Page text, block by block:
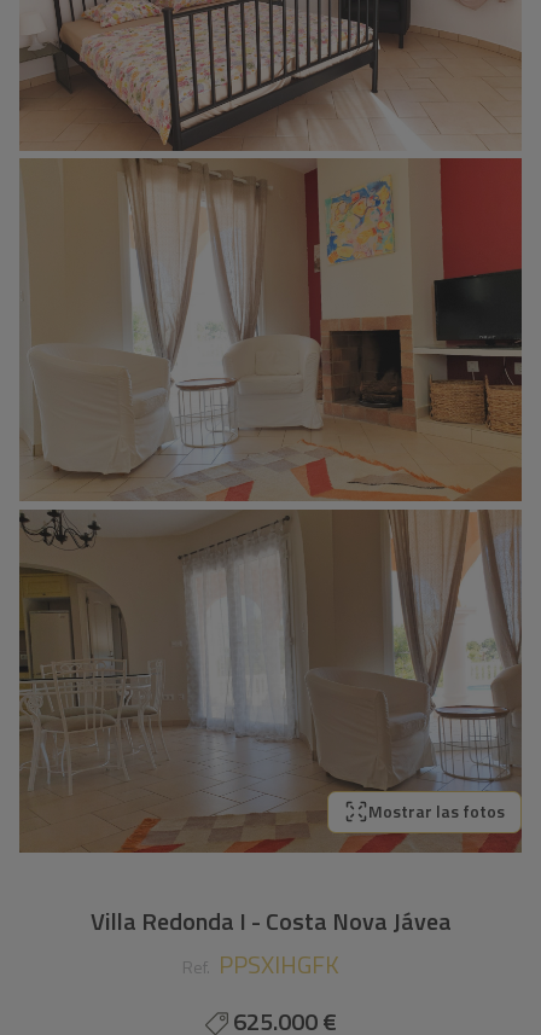
Mostrar las fotos
Villa Redonda I - Costa Nova Jávea
Ref. PPSXIHGFK
625.000 €